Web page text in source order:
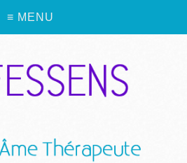
≡ MENU